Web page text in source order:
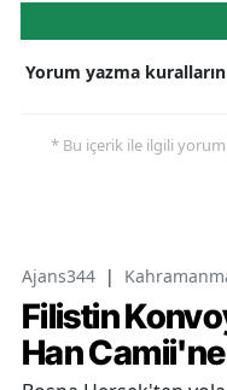
Yorum yazma
* Bu içerik ile ilgili yorum
Ajans344 |
Filistin
Han Camii'ne